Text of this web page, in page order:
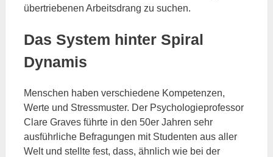
übertriebenen Arbeitsdrang zu suchen.
Das System hinter Spiral
Dynamis
Menschen haben verschiedene Kompetenzen,
Werte und Stressmuster. Der Psychologieprofessor
Clare Graves führte in den 50er Jahren sehr
ausführliche Befragungen mit Studenten aus aller
Welt und stellte fest, dass, ähnlich wie bei der